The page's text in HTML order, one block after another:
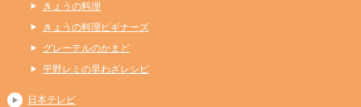
きょうの料理
きょうの料理ビギナーズ
グレーテルのかまど
平野レミの早わざレシピ
日本テレビ